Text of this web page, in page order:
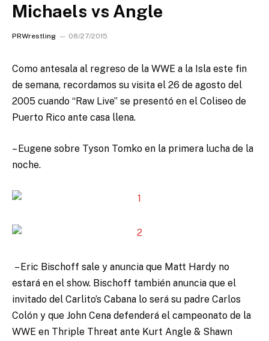
Michaels vs Angle
PRWrestling 08/27/2015
Como antesala al regreso de la WWE a la Isla este fin
de semana, recordamos su visita el 26 de agosto del
2005 cuando “Raw Live” se presentó en el Coliseo de
Puerto Rico ante casa llena.
– Eugene sobre Tyson Tomko en la primera lucha de la
noche.
– Eric Bischoff sale y anuncia que Matt Hardy no
estará en el show. Bischoff también anuncia que el
invitado del Carlito’s Cabana lo será su padre Carlos
Colón y que John Cena defenderá el campeonato de la
WWE en Thriple Threat ante Kurt Angle & Shawn